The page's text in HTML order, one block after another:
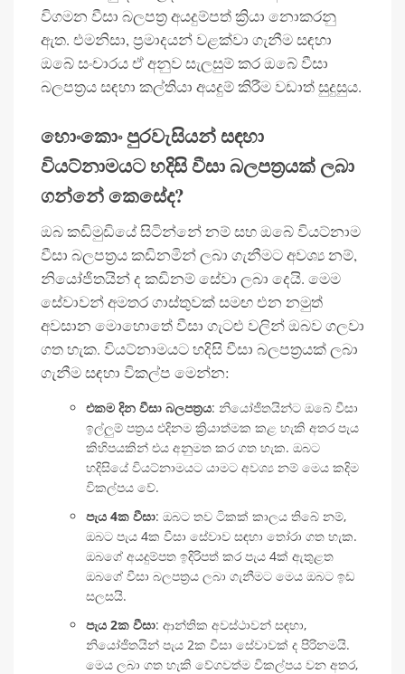
විගමන වීසා බලපත්‍ර අයදුම්පත් ක්‍රියා නොකරනු
ඇත. එමනිසා, ප්‍රමාදයන් වළක්වා ගැනීම සඳහා
ඔබේ සංචාරය ඒ අනුව සැලසුම් කර ඔබේ වීසා
බලපත්‍රය සඳහා කල්තියා අයදුම් කිරීම වඩාත් සුදුසුය.
හොංකොං පුරවැසියන් සඳහා
වියට්නාමයට හදිසි වීසා බලපත්‍රයක් ලබා
ගන්නේ කෙසේද?
ඔබ කඩිමුඩියේ සිටින්නේ නම් සහ ඔබේ වියට්නාම
වීසා බලපත්‍රය කඩිනමින් ලබා ගැනීමට අවශ්‍ය නම්,
නියෝජිතයින් ද කඩිනම් සේවා ලබා දෙයි. මෙම
සේවාවන් අමතර ගාස්තුවක් සමඟ එන නමුත්
අවසාන මොහොතේ වීසා ගැටළු වලින් ඔබව ගලවා
ගත හැක. වියට්නාමයට හදිසි වීසා බලපත්‍රයක් ලබා
ගැනීම සඳහා විකල්ප මෙන්න:
එකම දින වීසා බලපත්‍රය: නියෝජිතයින්ට ඔබේ වීසා
ඉල්ලුම් පත්‍රය එදිනම ක්‍රියාත්මක කළ හැකි අතර පැය
කිහිපයකින් එය අනුමත කර ගත හැක. ඔබට
හදිසියේ වියට්නාමයට යාමට අවශ්‍ය නම් මෙය කදිම
විකල්පය වේ.
පැය 4ක වීසා: ඔබට තව ටිකක් කාලය තිබේ නම්,
ඔබට පැය 4ක වීසා සේවාව සඳහා තෝරා ගත හැක.
ඔබගේ අයදුම්පත ඉදිරිපත් කර පැය 4ක් ඇතුළත
ඔබගේ වීසා බලපත්‍රය ලබා ගැනීමට මෙය ඔබට ඉඩ
සලසයි.
පැය 2ක වීසා: ආන්තික අවස්ථාවන් සඳහා,
නියෝජිතයින් පැය 2ක වීසා සේවාවක් ද පිරිනමයි.
මෙය ලබා ගත හැකි වේගවත්ම විකල්පය වන අතර,